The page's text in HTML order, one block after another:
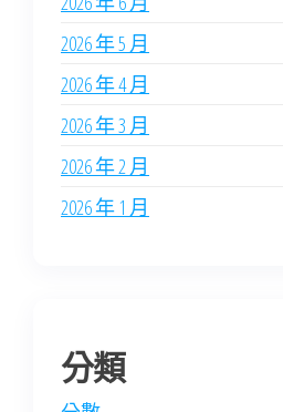
2026 年 5 月
2026 年 4 月
2026 年 3 月
2026 年 2 月
2026 年 1 月
分類